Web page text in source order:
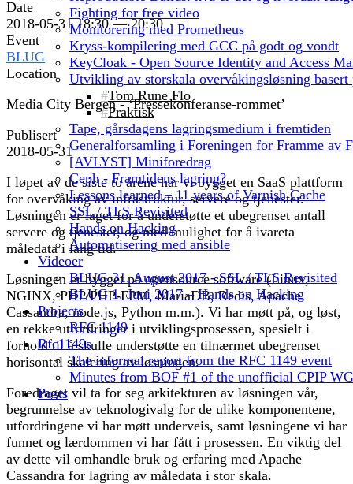
Fighting for free video
Monitorering med Prometheus
Kryss-kompilering med GCC på godt og vondt
KeyCloak - Open Source Identity and Access
Utvikling av storskala overvåkingsløsning basert
Tom Rune Flo
Praktisk
Tape, gårsdagens lagringsmedium i fremtiden
Generalforsamling i Foreningen for Framme av
[AVLYST] Miniforedrag
Ceph - Framtidens lagring?
Lessons learned – 11 years of Varnish Cache
SSL / TLS Revisited
Hands on Hacking
Automatisering med ansible
Videoer
BLUG 31. August 2017 - SSL / TLS Revisited
BLUG 1. Juni 2017 – Hands on Hacking
Projects
RFC 1149
Rfc1149s
The informal report from the RFC 1149 event
Minutes from BOF #1 of the unofficial CPIP WG
Posts
Date
2018-05-31 18:30 — 20:30
Event
BLUG
Location
Media City Bergen - ‘Pressekonferanse-rommet’
Publisert
2018-05-31
I løpet av de siste to årene har vi bygget en SaaS plattform
for overvåking av infrastruktur, servere og tjenester.
Løsningen er laget for å understøtte et ubegrenset antall
servere og tjenester, og med mulighet for å ivareta
måledata i lang tid.
Løsningen er bygget på opensource software (Linux,
NGINX, PHP/PHP-FPM, MariaDB, Redis, Apache
Cassandra, node.js, Python m.m.). Vi har møtt på, og løst,
en rekke utfordringer i utviklingsprosessen, spesielt i
forhold til å skulle understøtte en tilnærmet ubegrenset
horisontal skalering av løsningen.
Foredraget vil ta for seg arkitekturen av løsningen vår,
begrunnelse av teknologivalg for de ulike komponentene,
utfordringene vi har møtt underveis, samt løsningene vi har
funnet og lærdommen vi har fått i prosessen. En viktig del
av dette vil omhandle bruk og erfaring med Apache
Cassandra for lagring av måledata i stor skala.